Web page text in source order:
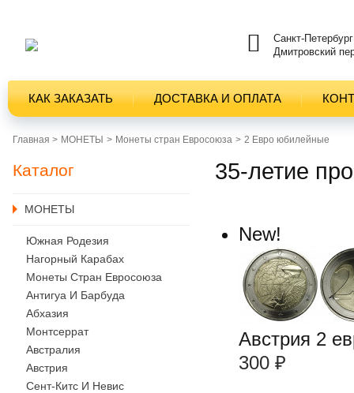
Санкт-Петербург
Дмитровский
КАК ЗАКАЗАТЬ ДОСТАВКА И ОПЛАТА
Главная > MОНЕТЫ Монеты стран Евросоюза 2 Евро юбилейные
Каталог
MОНЕТЫ
Южная Родезия
Нагорный Карабах
Монеты Стран Евросоюза
Антигуа И Барбуда
Абхазия
Монтсеррат
Австралия
Австрия
Сент-Китс И Невис
35-летие
New!
Австрия 2
300 ₽